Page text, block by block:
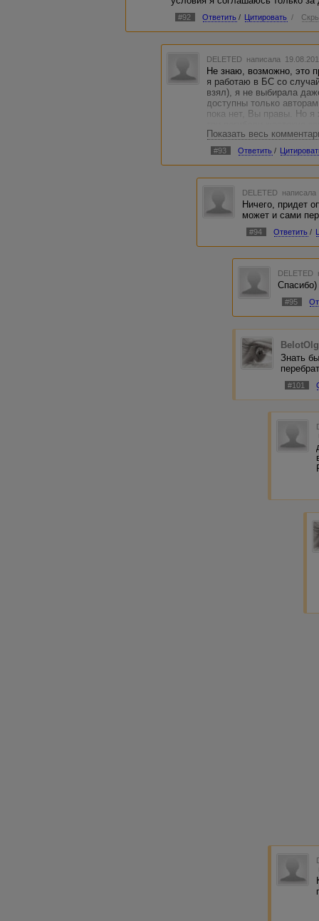
#92 Ответить / Цитировать /
DELETED написала
Не знаю, возможно, это
я работаю в БС со
взял), я не выбирала
доступны только
пока нет, Вы правы. Но я
выполняя заказ.
Показать весь
#93 Ответить /
DELETED
Ничего, придет
может и сами
#94 Ответить /
DELETED
Спасибо)
#95
Знать
#101